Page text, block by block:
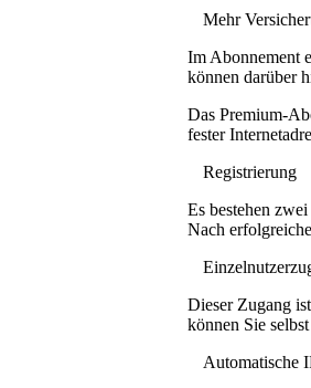
Mehr
Im Abonnement
können darüber
Das Premium-
fester
Registrierung
Es bestehen
Nach
Dieser Zugang
können Sie
Automatische